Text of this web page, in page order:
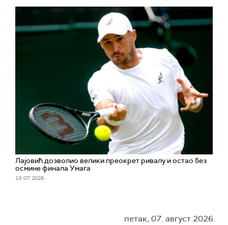
Лајовић дозволио велики преокрет ривалу и остао без
осмине финала Умага
13. 07. 2026.
петак, 07. август 2026.